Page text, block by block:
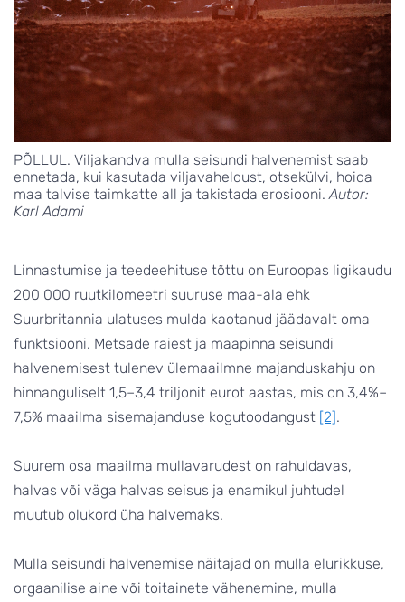
PÕLLUL. Viljakandva mulla seisundi halvenemist saab
ennetada, kui kasutada viljavaheldust, otsekülvi, hoida
maa talvise taimkatte all ja takistada erosiooni.Autor:
Karl Adami
Linnastumise ja teedeehituse tõttu on Euroopas ligikaudu
200 000 ruutkilomeetri suuruse maa-ala ehk
Suurbritannia ulatuses mulda kaotanud jäädavalt oma
funktsiooni. Metsade raiest ja maapinna seisundi
halvenemisest tulenev ülemaailmne majanduskahju on
hinnanguliselt 1,5–3,4 triljonit eurot aastas, mis on 3,4%–
7,5% maailma sisemajanduse kogutoodangust [2].
Suurem osa maailma mullavarudest on rahuldavas,
halvas või väga halvas seisus ja enamikul juhtudel
muutub olukord üha halvemaks.
Mulla seisundi halvenemise näitajad on mulla elurikkuse,
orgaanilise aine või toitainete vähenemine, mulla